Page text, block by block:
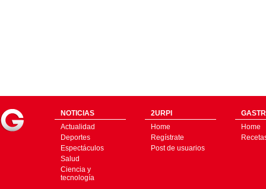
NOTICIAS
Actualidad
Deportes
Espectáculos
Salud
Ciencia y
tecnología
2URPI
Home
Regístrate
Post de usuarios
Home